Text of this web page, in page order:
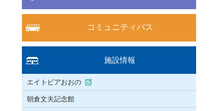
コミュニティバス
施設情報
エイトピアおおの
朝倉文夫記念館